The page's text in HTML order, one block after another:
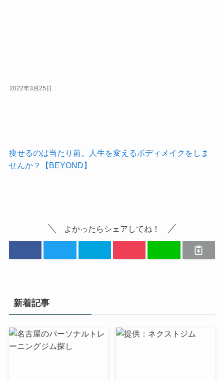
2022年3月25日
痩せるのは当たり前。人生を変えるボディメイクをしま
せんか？【BEYOND】
よかったらシェアしてね！
新着記事